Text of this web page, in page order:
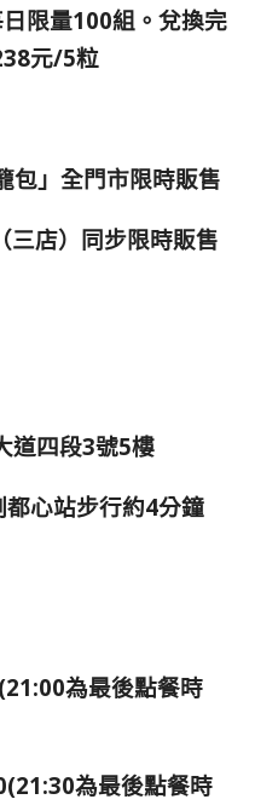
限量100組。兌換完
元/5粒
」全門市限時販售
三店）同步限時販售
道四段3號5樓
心站步行約4分鐘
為最後點餐時
為最後點餐時